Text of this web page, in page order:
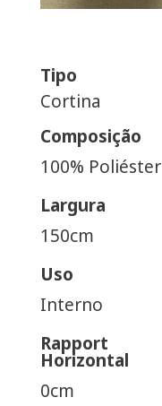
Tipo
Cortina
Composição
100% Poliéster
Largura
150cm
Uso
Interno
Rapport
Horizontal
0cm